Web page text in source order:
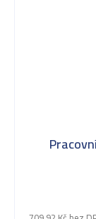
hodnocení